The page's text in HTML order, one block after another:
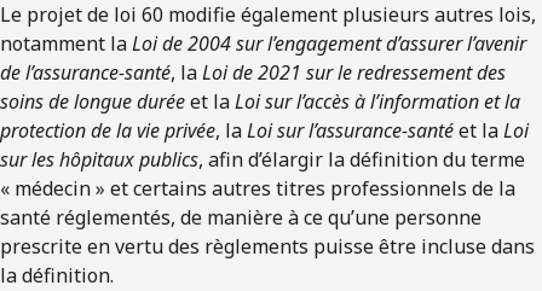
Le projet de loi 60 modifie également plusieurs autres lois,
notamment laLoi de 2004 sur l’engagement d’assurer l’avenir
de l’assurance-santé, laLoi de 2021 sur le redressement des
soins de longue duréeet laLoi sur l’accès à l’information et la
protection de la vie privée, laLoi sur l’assurance-santéet laLoi
sur les hôpitaux publics, afin d’élargir la définition du terme
« médecin » et certains autres titres professionnels de la
santé réglementés, de manière à ce qu’une personne
prescrite en vertu des règlements puisse être incluse dans
la définition.